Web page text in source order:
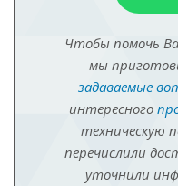
Чтобы помочь
мы
задаваемые
интересного
техническую
перечислили
уточнили